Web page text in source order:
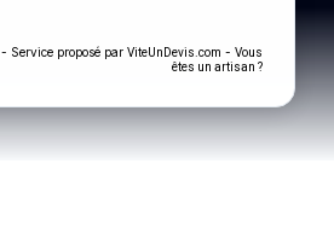
- Service proposé par ViteUnDevis.com - Vous
êtes un artisan ?